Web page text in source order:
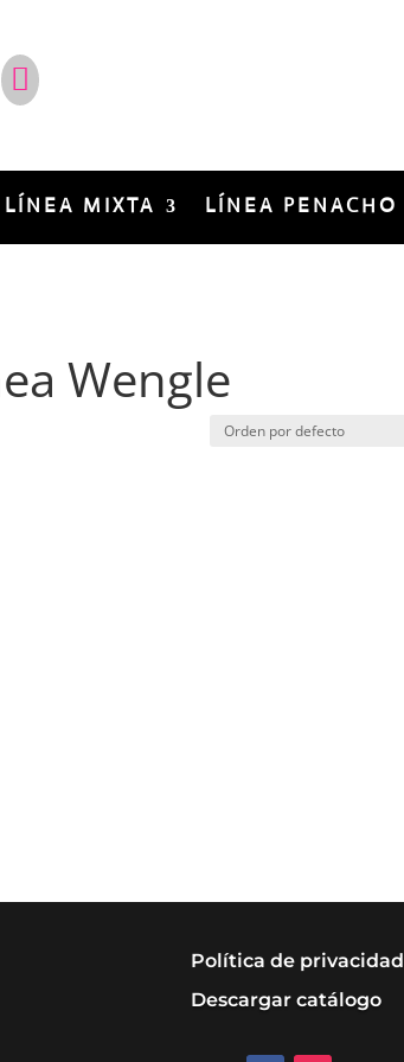

LÍNEA MIXTA LÍNEA PENACHO
Wengle
Política de privacidad
Descargar catálogo